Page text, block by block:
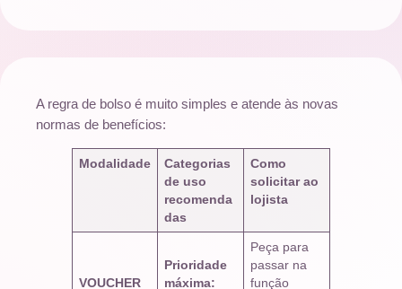
A regra de bolso é muito simples e atende às novas
normas de benefícios:
Modalidade
Categorias
de uso
recomenda
das
Como
solicitar ao
lojista
VOUCHER
Prioridade
máxima:
Peça para
passar na
função